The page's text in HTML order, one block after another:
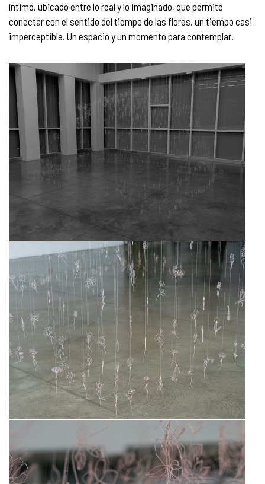
íntimo, ubicado entre lo real y lo imaginado, que permite
conectar con el sentido del tiempo de las flores, un tiempo casi
imperceptible. Un espacio y un momento para contemplar.